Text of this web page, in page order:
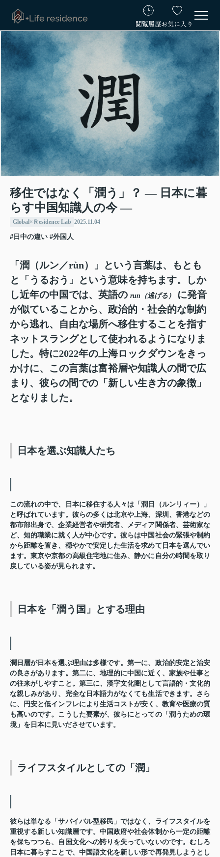
閲覧履歴お気に入り
移住ではなく「潤う」？ ― 日本に暮
らす中国知識人の今 ―
Global×Ｒesidence Lab 2025.11.04
#日中の違い #外国人
「潤（ルン／rùn）」という言葉は、もとも
と「うるおう」という意味を持ちます。しか
し近年の中国では、英語の run（逃げる）
に発音
が似ていることから、政治的・社会的な制約
から逃れ、自由な場所へ移住することを指す
ネットスラングとして使われるようになりま
した。特に2022年の上海ロックダウンをきっ
かけに、この言葉は富裕層や知識人の間で広
まり、彼らの間での「新しい生き方の象徴」
となりました。
日本を選ぶ知識人たち
この流れの中で、日本に移住する人々は「潤日（ルンリィー）」
と呼ばれています。彼らの多くは北京や上海、深圳、香港などの
都市部出身で、企業経営者や研究者、メディア関係者、芸術家な
ど、知的職業に就く人が中心です。彼らは中国社会の緊張や制約
から距離を置き、穏やかで安定した生活を求めて日本を選んでい
ます。東京や京都の高級住宅地に住み、静かに自分の時間を取り
戻している姿が見られます。
日本を「潤う国」とする理由
潤日層が日本を選ぶ理由は多様です。第一に、政治的安定と治安
の良さがあります。第二に、地理的に中国に近く、家族や仕事と
の往来がしやすこと。第三に、漢字文化圏として言語的・文化的
な親しみがあり、完全な日本語力がなくても生活できます。さら
に、円安と低インフレにより生活コストが安く、教育や医療の質
も高いのです。こうした要素が、彼らにとっての「潤うための環
境」を日本に見いださせています。
ライフスタイルとしての「潤」
彼らは単なる「サバイバル型移民」ではなく、ライフスタイルを
重視する新しい知識層です。中国政府や社会体制から一定の距離
を保ちつつも、自国文化への誇りを失っていないのです。むしろ
日本に暮らすことで、中国語文化を新しい形で再発見しようとし